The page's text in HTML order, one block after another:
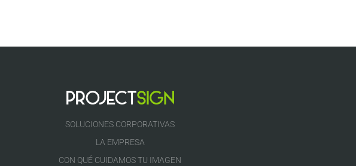
SOLUCIONES CORPORATIVAS
LA EMPRESA
CON QUÉ CUIDAMOS TU IMAGEN